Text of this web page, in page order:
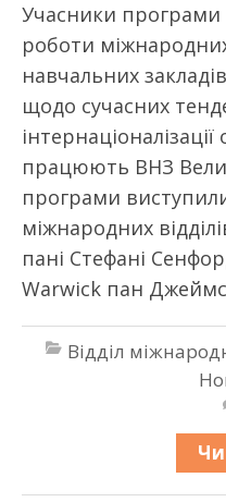
Учасники програми
роботи
навчальних
щодо сучасних
працюють ВНЗ
програми
міжнародних
пані Стефані
Warwick пан Джеймс
Відділ